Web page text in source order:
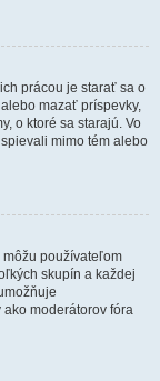
prácou je starať sa o
mazať príspevky,
o ktoré sa starajú. Vo
mimo tém alebo
môžu používateľom
skupín a každej
moderátorov fóra